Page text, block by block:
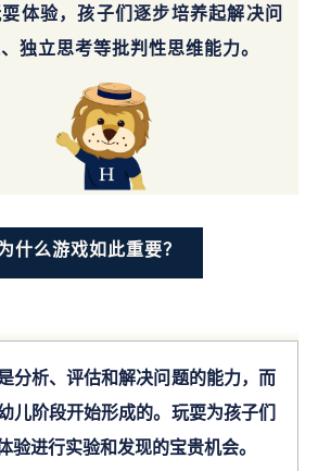
体验，孩子们逐步培养起解决问
独立思考等批判性思维能力。
什么游戏如此重要？
分析、评估和解决问题的能力，而
儿阶段开始形成的。玩耍为孩子们
验进行实验和发现的宝贵机会。